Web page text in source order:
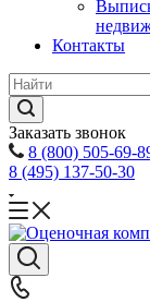
Контакты
Заказать звонок
8 (800) 505-69-
8 (495) 137-50-30